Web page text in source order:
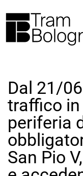
Dal 21/
traffico
periferia
San Pio